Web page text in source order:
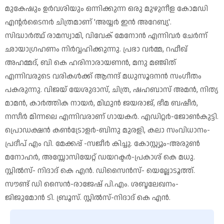
മുകേഷും ഉർവശിയും ഒന്നിക്കുന്ന ഒരു മുഴുനീള കോമഡി
എന്റർടൈനർ ചിത്രമാണ് 'അയ്യർ ഇൻ അറേബ്യ'.
സിദ്ധാർത്ഥ് രാമസ്വാമി, വിവേക് മേനോൻ എന്നിവർ ചേർന്ന്
ഛായാഗ്രഹണം നിർവ്വഹിക്കുന്നു. പ്രഭാ വർമ്മ, റഫീഖ്
അഹമ്മദ്, ബി കെ ഹരിനാരായണൻ, മനു മഞ്ജിത്
എന്നിവരുടെ വരികൾക്ക് ആനന്ദ് മധുസൂദനൻ സംഗീതം
പകരുന്നു. വിജയ് യേശുദാസ്, ചിത്ര, ഷഹബാസ് അമൻ, നിത്യ
മാമൻ, കാർത്തിക നായർ, മിഥുൻ ജയരാജ്, ഭീമ ബഷീർ,
നസീർ മിന്നലെ എന്നിവരാണ് ഗായകർ. എഡിറ്റർ-ജോൺകുട്ടി.
പ്രൊഡക്ഷൻ കൺട്രോളർ-ബിനു മുരളി, കലാ സംവിധാനം-
പ്രദീപ് എം വി. മേക്കപ്പ് -സജീർ കിച്ചു. കോസ്റ്റ്യൂം-അരുൺ
മനോഹർ, അസ്സോസിയേറ്റ് ഡയറക്ടർ-പ്രകാശ് കെ മധു.
സ്റ്റിൽസ്- നിദാദ് കെ എൻ. ഡിസൈൻസ്- യെല്ലോടൂത്ത്.
സൗണ്ട് ഡി സൈൻ-രാജേഷ് പി.എം. ശബ്ദലേഖനം-
ജിജുമോൻ ടി. ബ്രൂസ്. സ്റ്റിൽസ്-നിദാദ് കെ എൻ.